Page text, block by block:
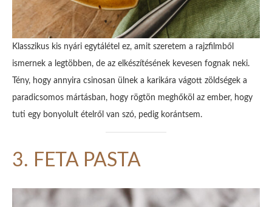
Klasszikus kis nyári egytálétel ez, amit szeretem a rajzfilmből
ismernek a legtöbben, de az elkészítésének kevesen fognak neki.
Tény, hogy annyira csinosan ülnek a karikára vágott zöldségek a
paradicsomos mártásban, hogy rögtön meghőköl az ember, hogy
tuti egy bonyolult ételről van szó, pedig korántsem.
3. FETA PASTA